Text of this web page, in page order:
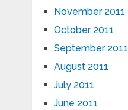
November 2011
October 2011
September 2011
August 2011
July 2011
June 2011